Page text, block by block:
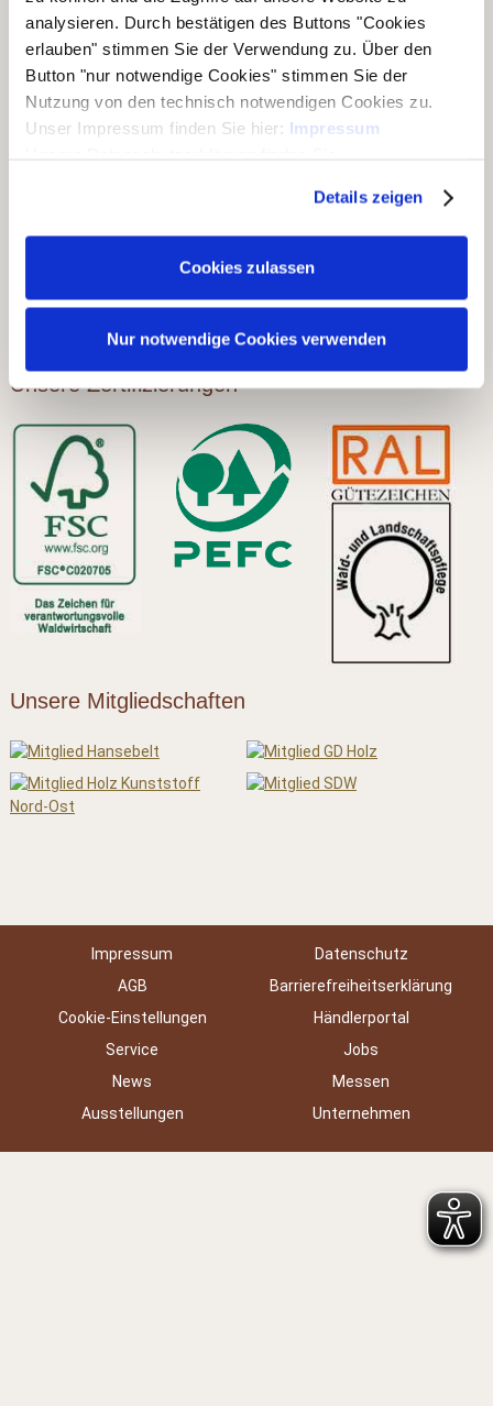
analysieren. Durch bestätigen des Buttons "Cookies
erlauben" stimmen Sie der Verwendung zu. Über den
Button "nur notwendige Cookies" stimmen Sie der
Nutzung von den technisch notwendigen Cookies zu.
Unser Impressum finden Sie hier: Impressum
Details zeigen
Cookies zulassen
Nur notwendige Cookies verwenden
Unsere Geschäftsbereiche
▶ Haus & Garten
▶ Ausstellungen
Unsere Zertifizierungen
Unsere Mitgliedschaften
Impressum
Datenschutz
AGB
Barrierefreiheitserklärung
Cookie-Einstellungen
Händlerportal
Service
Jobs
News
Messen
Ausstellungen
Unternehmen